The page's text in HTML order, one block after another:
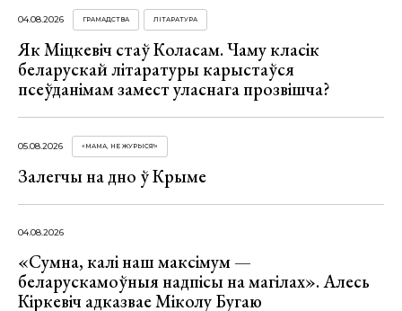
04.08.2026 ГРАМАДСТВА ЛІТАРАТУРА
Як Міцкевіч стаў Коласам. Чаму класік
беларускай літаратуры карыстаўся
псеўданімам замест уласнага прозвішча?
05.08.2026 «МАМА, НЕ ЖУРЫСЯ!»
Залегчы на дно ў Крыме
04.08.2026
«Сумна, калі наш максімум —
беларускамоўныя надпісы на магілах». Алесь
Кіркевіч адказвае Міколу Бугаю